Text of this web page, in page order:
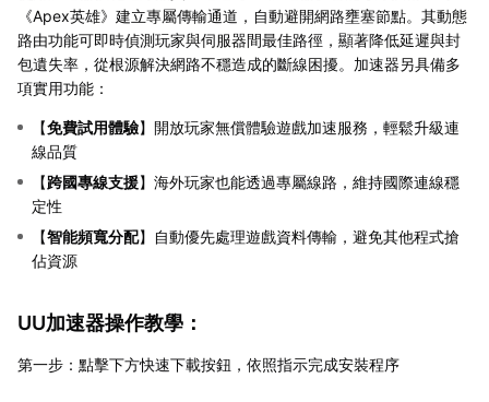
《Apex英雄》建立專屬傳輸通道，自動避開網路壅塞節點。其動態
路由功能可即時偵測玩家與伺服器間最佳路徑，顯著降低延遲與封
包遺失率，從根源解決網路不穩造成的斷線困擾。加速器另具備多
項實用功能：
【免費試用體驗】開放玩家無償體驗遊戲加速服務，輕鬆升級連
線品質
【跨國專線支援】海外玩家也能透過專屬線路，維持國際連線穩
定性
【智能頻寬分配】自動優先處理遊戲資料傳輸，避免其他程式搶
佔資源
UU加速器操作教學：
第一步：點擊下方快速下載按鈕，依照指示完成安裝程序